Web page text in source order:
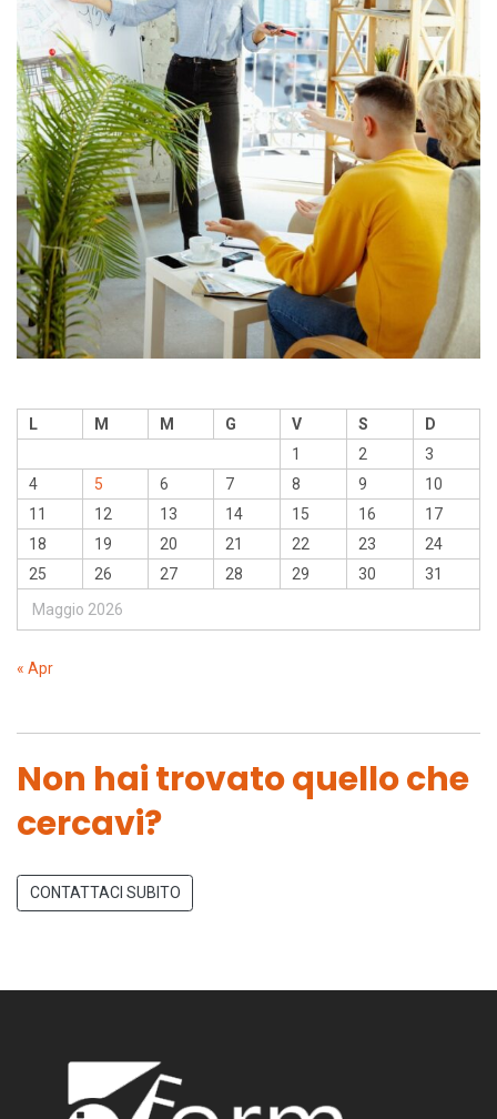
Maggio 2026
L M M G V S
D
1
2
3
4
5 6 7 8 9
10
11
12 13 14 15 16
17
18
19 20 21 22 23
24
25
26 27 28 29 30 31
« Apr
Non hai trovato quello che
cercavi?
CONTATTACI SUBITO